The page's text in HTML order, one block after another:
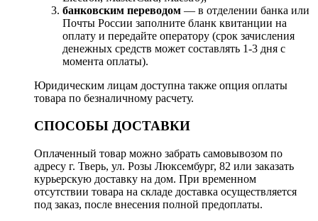
банковским переводом — в отделении банка или
Почты России заполните бланк квитанции на
оплату и передайте оператору (срок зачисления
денежных средств может составлять 1-3 дня с
момента оплаты).
Юридическим лицам доступна также опция оплаты
товара по безналичному расчету.
СПОСОБЫ ДОСТАВКИ
Оплаченный товар можно забрать самовывозом по
адресу г. Тверь, ул. Розы Люксембург, 82 или заказать
курьерскую доставку на дом. При временном
отсутствии товара на складе доставка осуществляется
под заказ, после внесения полной предоплаты.